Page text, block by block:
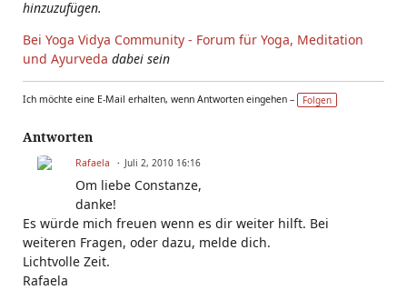
hinzuzufügen.
Bei Yoga Vidya Community - Forum für Yoga, Meditation
und Ayurveda dabei sein
Ich möchte eine E-Mail erhalten, wenn Antworten eingehen – Folgen
Antworten
Rafaela Juli 2, 2010 16:16
Om liebe Constanze,
danke!
Es würde mich freuen wenn es dir weiter hilft. Bei
weiteren Fragen, oder dazu, melde dich.
Lichtvolle Zeit.
Rafaela